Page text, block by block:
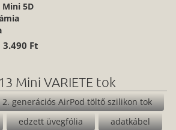
Mini 5D
3.490 Ft
Mini VARIETE tok
2. generációs AirPod töltő szilikon tok
edzett üvegfólia
adatkábel